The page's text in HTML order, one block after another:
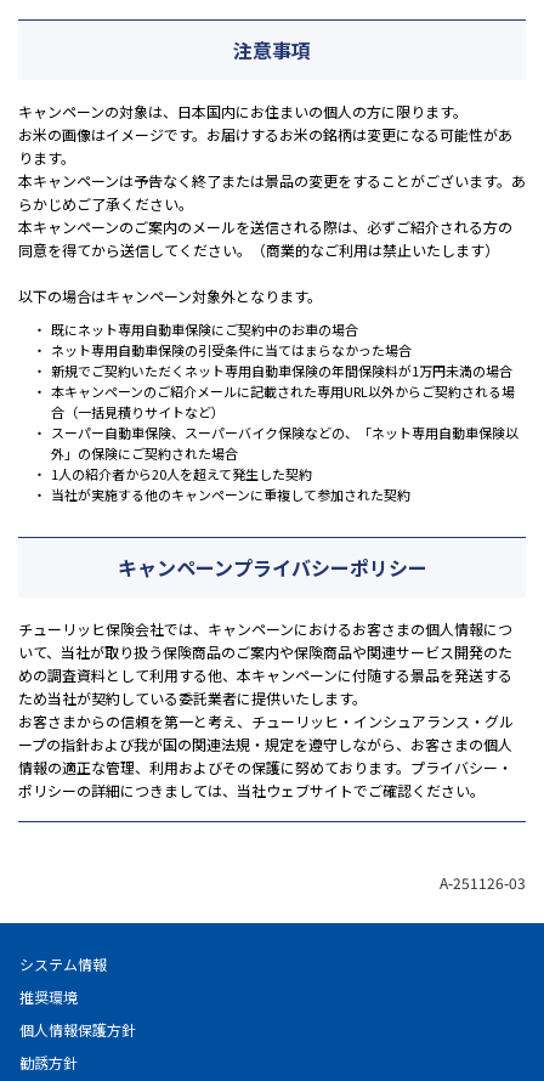
注意事項
キャンペーンの対象は、日本国内にお住まいの個人の方に限ります。
お米の画像はイメージです。お届けするお米の銘柄は変更になる可能性があ
ります。
本キャンペーンは予告なく終了または景品の変更をすることがございます。あ
らかじめご了承ください。
本キャンペーンのご案内のメールを送信される際は、必ずご紹介される方の
同意を得てから送信してください。（商業的なご利用は禁止いたします）
以下の場合はキャンペーン対象外となります。
既にネット専用自動車保険にご契約中のお車の場合
ネット専用自動車保険の引受条件に当てはまらなかった場合
新規でご契約いただくネット専用自動車保険の年間保険料が1万円未満の場合
本キャンペーンのご紹介メールに記載された専用URL以外からご契約される場
合（一括見積りサイトなど）
スーパー自動車保険、スーパーバイク保険などの、「ネット専用自動車保険以
外」の保険にご契約された場合
1人の紹介者から20人を超えて発生した契約
当社が実施する他のキャンペーンに重複して参加された契約
キャンペーンプライバシーポリシー
チューリッヒ保険会社では、キャンペーンにおけるお客さまの個人情報につ
いて、当社が取り扱う保険商品のご案内や保険商品や関連サービス開発のた
めの調査資料として利用する他、本キャンペーンに付随する景品を発送する
ため当社が契約している委託業者に提供いたします。
お客さまからの信頼を第一と考え、チューリッヒ・インシュアランス・グル
ープの指針および我が国の関連法規・規定を遵守しながら、お客さまの個人
情報の適正な管理、利用およびその保護に努めております。プライバシー・
ポリシーの詳細につきましては、当社ウェブサイトでご確認ください。
A-251126-03
システム情報
推奨環境
個人情報保護方針
勧誘方針